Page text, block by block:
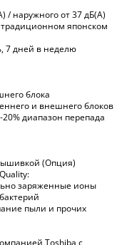
/ наружного от 37 дБ(А)
японском
7 дней в неделю
блока
и внешнего блоков
диапазон перепада
(Опция)
заряженные ионы
пыли и прочих